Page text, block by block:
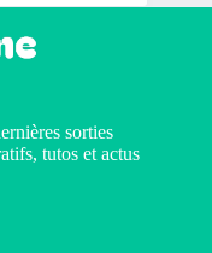
sorties
tutos et actus